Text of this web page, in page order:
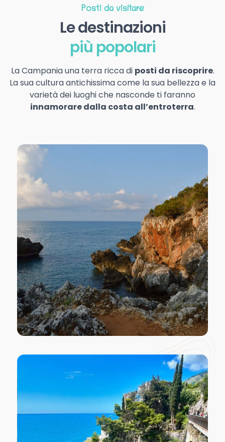
Posti da visitare
Le destinazioni
più popolari
La Campania una terra ricca di posti da riscoprire.
La sua cultura antichissima come la sua bellezza e la
varietà dei luoghi che nasconde ti faranno
innamorare dalla costa all’entroterra.